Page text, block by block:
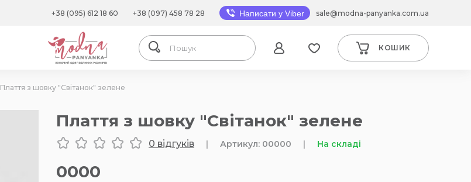
+38 (095) 612 18 60 +38 (097) 458 78 28 Написати у Viber sale@modna-panyanka.com.ua
КОШИК
Плаття з шовку "Світанок" зелене
Плаття з шовку "Світанок" зелене
0 відгуків | Артикул: 00000 | На складі
0000